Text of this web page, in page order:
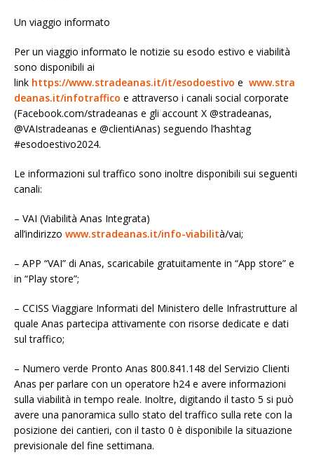
Un viaggio informato
Per un viaggio informato le notizie su esodo estivo e viabilità
sono disponibili ai
link https://www.stradeanas.it/it/esodoestivo e www.stra
deanas.it/infotraffico e attraverso i canali social corporate
(Facebook.com/stradeanas e gli account X @stradeanas,
@VAIstradeanas e @clientiAnas) seguendo l’hashtag
#esodoestivo2024.
Le informazioni sul traffico sono inoltre disponibili sui seguenti
canali:
– VAI (Viabilità Anas Integrata)
all’indirizzo www.stradeanas.it/info-viabilità/vai;
– APP “VAI” di Anas, scaricabile gratuitamente in “App store” e
in “Play store”;
– CCISS Viaggiare Informati del Ministero delle Infrastrutture al
quale Anas partecipa attivamente con risorse dedicate e dati
sul traffico;
– Numero verde Pronto Anas 800.841.148 del Servizio Clienti
Anas per parlare con un operatore h24 e avere informazioni
sulla viabilità in tempo reale. Inoltre, digitando il tasto 5 si può
avere una panoramica sullo stato del traffico sulla rete con la
posizione dei cantieri, con il tasto 0 è disponibile la situazione
previsionale del fine settimana.